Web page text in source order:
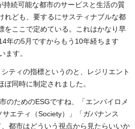
続可能な都市のサービスと生活の質
れども、要するにサスティナブルな都
をここで定めている。これはかなり早
年の5月ですからもう10年経ちます
ます。
ティの指標というのと、レジリエント
同時に制定されました。
のためのESGですね、「エンバイロメ
エティ（Society）」「ガバナンス
、都市はどういう視点から見たらいいか